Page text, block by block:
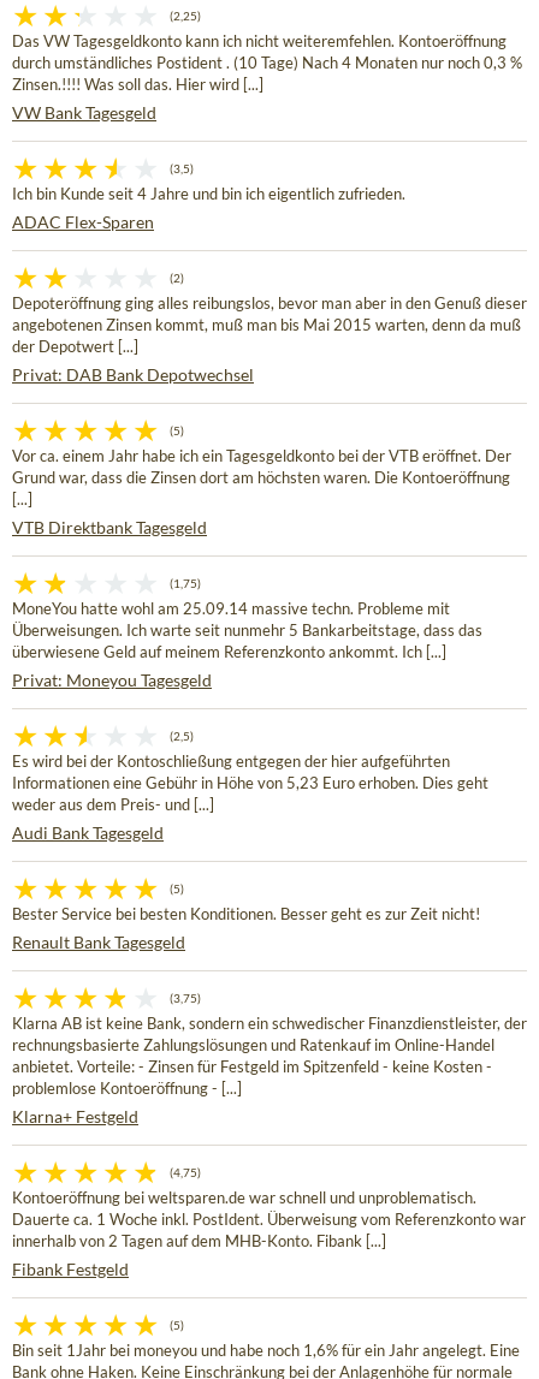
(2,25)
Das VW Tagesgeldkonto kann ich nicht weiteremfehlen. Kontoeröffnung
durch umständliches Postident . (10 Tage) Nach 4 Monaten nur noch 0,3 %
Zinsen.!!!! Was soll das. Hier wird [...]
VW Bank Tagesgeld
(3,5)
Ich bin Kunde seit 4 Jahre und bin ich eigentlich zufrieden.
ADAC Flex-Sparen
(2)
Depoteröffnung ging alles reibungslos, bevor man aber in den Genuß dieser
angebotenen Zinsen kommt, muß man bis Mai 2015 warten, denn da muß
der Depotwert [...]
Privat: DAB Bank Depotwechsel
(5)
Vor ca. einem Jahr habe ich ein Tagesgeldkonto bei der VTB eröffnet. Der
Grund war, dass die Zinsen dort am höchsten waren. Die Kontoeröffnung
[...]
VTB Direktbank Tagesgeld
(1,75)
MoneYou hatte wohl am 25.09.14 massive techn. Probleme mit
Überweisungen. Ich warte seit nunmehr 5 Bankarbeitstage, dass das
überwiesene Geld auf meinem Referenzkonto ankommt. Ich [...]
Privat: Moneyou Tagesgeld
(2,5)
Es wird bei der Kontoschließung entgegen der hier aufgeführten
Informationen eine Gebühr in Höhe von 5,23 Euro erhoben. Dies geht
weder aus dem Preis- und [...]
Audi Bank Tagesgeld
(5)
Bester Service bei besten Konditionen. Besser geht es zur Zeit nicht!
Renault Bank Tagesgeld
(3,75)
Klarna AB ist keine Bank, sondern ein schwedischer Finanzdienstleister, der
rechnungsbasierte Zahlungslösungen und Ratenkauf im Online-Handel
anbietet. Vorteile: - Zinsen für Festgeld im Spitzenfeld - keine Kosten -
problemlose Kontoeröffnung - [...]
Klarna+ Festgeld
(4,75)
Kontoeröffnung bei weltsparen.de war schnell und unproblematisch.
Dauerte ca. 1 Woche inkl. PostIdent. Überweisung vom Referenzkonto war
innerhalb von 2 Tagen auf dem MHB-Konto. Fibank [...]
Fibank Festgeld
(5)
Bin seit 1Jahr bei moneyou und habe noch 1,6% für ein Jahr angelegt. Eine
Bank ohne Haken. Keine Einschränkung bei der Anlagenhöhe für normale